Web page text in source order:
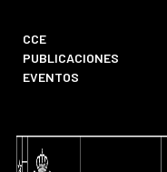
CCE
PUBLICACIONES
EVENTOS